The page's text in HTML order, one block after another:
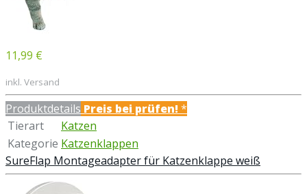
11,99 €
inkl. Versand
Produktdetails Preis bei prüfen!*
Tierart
Katzen
Kategorie Katzenklappen
SureFlap Montageadapter für Katzenklappe weiß